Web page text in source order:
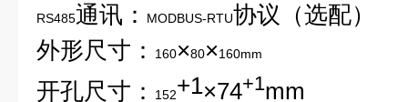
RS485通讯： MODBUS-RTU协议（选配）
外形尺寸：
160×80×160mm
开孔尺寸： 152+1×74+1mm